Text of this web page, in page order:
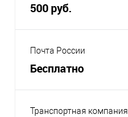
500 руб.
Почта России
Бесплатно
Транспортная компания